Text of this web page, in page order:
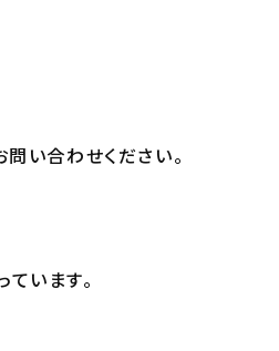
い合わせください。
います。